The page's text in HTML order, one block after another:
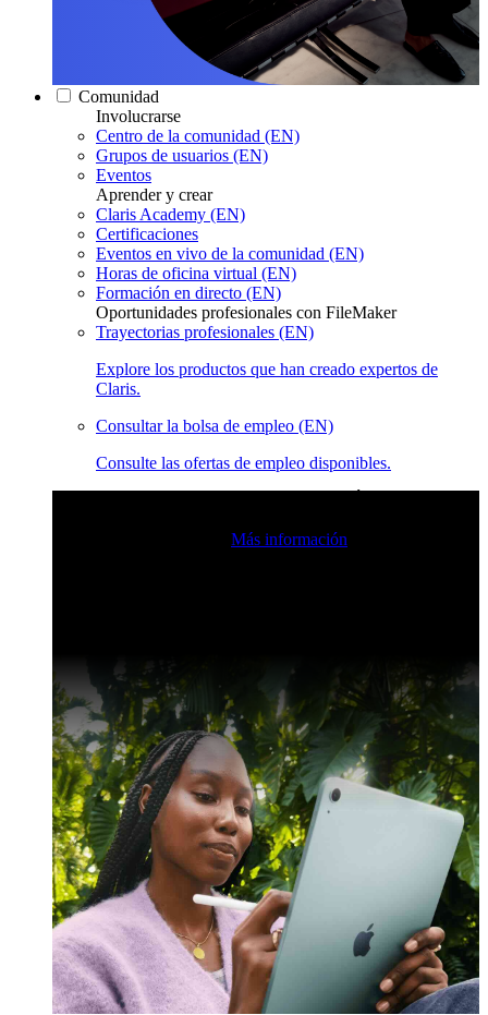
Comunidad
Involucrarse
Centro de la comunidad (EN)
Grupos de usuarios (EN)
Eventos
Aprender y crear
Claris Academy (EN)
Certificaciones
Eventos en vivo de la comunidad (EN)
Horas de oficina virtual (EN)
Formación en directo (EN)
Oportunidades profesionales con FileMaker
Trayectorias profesionales (EN)
Explore los productos que han creado expertos de
Claris.
Consultar la bolsa de empleo (EN)
Consulte las ofertas de empleo disponibles.
Más información